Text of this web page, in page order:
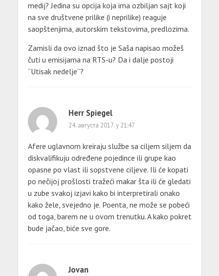
medij? Jedina su opcija koja ima ozbiljan sajt koji
na sve društvene prilike (i neprilike) reaguje
saopštenjima, autorskim tekstovima, predlozima.
Zamisli da ovo iznad što je Saša napisao možeš
čuti u emisijama na RTS-u? Da i dalje postoji
“Utisak nedelje”?
Herr Spiegel
24. августа 2017. у 21:47
Afere uglavnom kreiraju službe sa ciljem siljem da
diskvalifikuju određene pojedince ili grupe kao
opasne po vlast ili sopstvene ciljeve. Ili će kopati
po nečijoj prošlosti tražeći makar šta ili će gledati
u zube svakoj izjavi kako bi interpretirali onako
kako žele, svejedno je. Poenta, ne može se pobeći
od toga, barem ne u ovom trenutku. A kako pokret
bude jačao, biće sve gore.
Jovan